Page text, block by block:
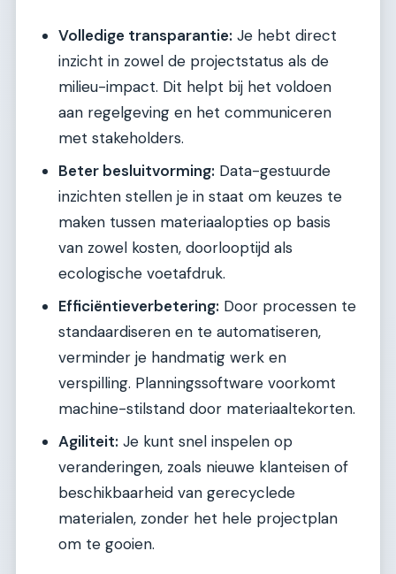
Volledige transparantie: Je hebt direct
inzicht in zowel de projectstatus als de
milieu-impact. Dit helpt bij het voldoen
aan regelgeving en het communiceren
met stakeholders.
Beter besluitvorming: Data-gestuurde
inzichten stellen je in staat om keuzes te
maken tussen materiaalopties op basis
van zowel kosten, doorlooptijd als
ecologische voetafdruk.
Efficiëntieverbetering: Door processen te
standaardiseren en te automatiseren,
verminder je handmatig werk en
verspilling. Planningssoftware voorkomt
machine-stilstand door materiaaltekorten.
Agiliteit: Je kunt snel inspelen op
veranderingen, zoals nieuwe klanteisen of
beschikbaarheid van gerecyclede
materialen, zonder het hele projectplan
om te gooien.